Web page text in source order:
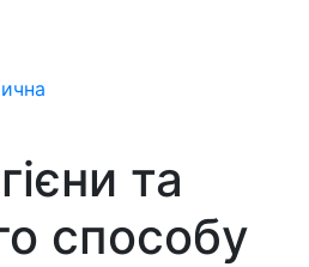
та
способу